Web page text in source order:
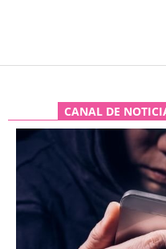
CANAL DE